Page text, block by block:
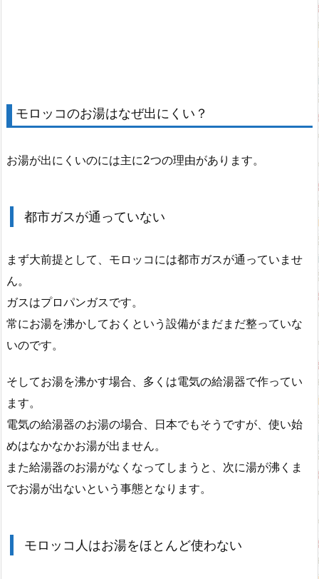
モロッコのお湯はなぜ出にくい？
お湯が出にくいのには主に2つの理由があります。
都市ガスが通っていない
まず大前提として、モロッコには都市ガスが通っていませ
ん。
ガスはプロパンガスです。
常にお湯を沸かしておくという設備がまだまだ整っていな
いのです。
そしてお湯を沸かす場合、多くは電気の給湯器で作ってい
ます。
電気の給湯器のお湯の場合、日本でもそうですが、使い始
めはなかなかお湯が出ません。
また給湯器のお湯がなくなってしまうと、次に湯が沸くま
でお湯が出ないという事態となります。
モロッコ人はお湯をほとんど使わない